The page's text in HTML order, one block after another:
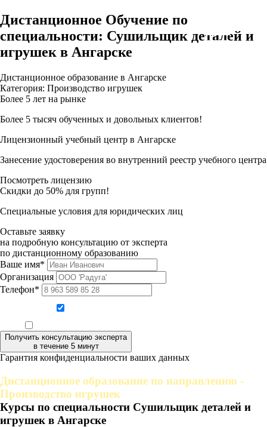
Дистанционное Обучение по
специальности: Сушильщик деталей и
игрушек в Ангарске
Дистанционное образование в Ангарске
Категория: Производство игрушек
Более 5 лет на рынке
Более 5 тысяч обученных и довольных клиентов!
Лицензионный учебный центр в Ангарске
Занесение удостоверения во внутренний реестр учебного центра
Посмотреть лицензию
Скидки до 50% для групп!
Специальные условия для юридических лиц
Оставьте заявку
на подробную консультацию от эксперта
по дистанционному образованию
Ваше имя*
Организация
Телефон*
Получить консультацию эксперта
в течение 5 минут
Гарантия конфиденциальности ваших данных
Дистанционное образование по направлению -
Производство игрушек
Курсы по специальности Сушильщик деталей и
игрушек в Ангарске